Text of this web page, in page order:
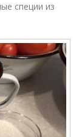
специи из